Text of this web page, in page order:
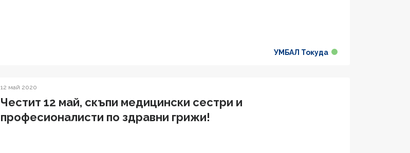
УМБАЛ Токуда
12 май 2020
Честит 12 май, скъпи медицински сестри и
професионалисти по здравни грижи!